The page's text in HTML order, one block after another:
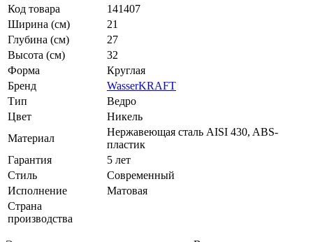
Код товара
141407
Ширина (см)
21
Глубина (см)
27
Высота (см)
32
Форма
Круглая
Бренд
WasserKRAFT
Тип
Ведро
Цвет
Никель
Материал
Нержавеющая сталь AISI 430, ABS-
пластик
Гарантия
5 лет
Стиль
Современный
Исполнение
Матовая
Страна
производства